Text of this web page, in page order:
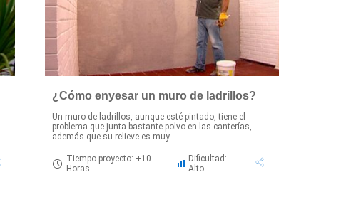
¿Cómo enyesar un muro de ladrillos?
Un muro de ladrillos, aunque esté pintado, tiene el
problema que junta bastante polvo en las canterías,
además que su relieve es muy...
Tiempo proyecto: +10
Horas
Dificultad:
Alto